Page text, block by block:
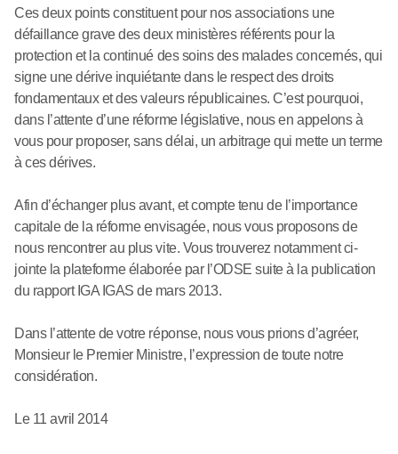
Ces deux points constituent pour nos associations une
défaillance grave des deux ministères référents pour la
protection et la continué des soins des malades concernés, qui
signe une dérive inquiétante dans le respect des droits
fondamentaux et des valeurs républicaines. C’est pourquoi,
dans l’attente d’une réforme législative, nous en appelons à
vous pour proposer, sans délai, un arbitrage qui mette un terme
à ces dérives.
Afin d’échanger plus avant, et compte tenu de l’importance
capitale de la réforme envisagée, nous vous proposons de
nous rencontrer au plus vite. Vous trouverez notamment ci-
jointe la plateforme élaborée par l’ODSE suite à la publication
du rapport IGA IGAS de mars 2013.
Dans l’attente de votre réponse, nous vous prions d’agréer,
Monsieur le Premier Ministre, l’expression de toute notre
considération.
Le 11 avril 2014